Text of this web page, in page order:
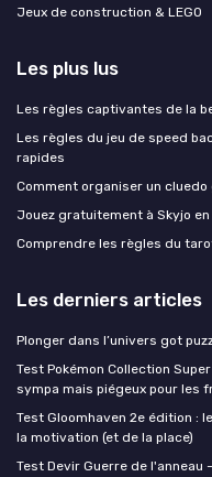
Jeux de construction & LEGO
Les plus lus
Les règles captivantes de la
Les règles du jeu de speed
rapides
Comment organiser un
Jouez gratuitement à Skyjo
Comprendre les règles du
Les derniers articles
Plonger dans l’univers got
Test Pokémon Collection
sympa mais piégeux pour les
Test Gloomhaven 2e édition :
la motivation (et de la place)
Test Devir Guerre de l'anneau